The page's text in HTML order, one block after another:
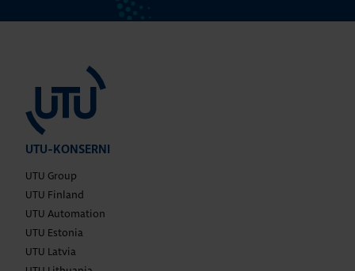
UTU-KONSERNI
UTU Group
UTU Finland
UTU Automation
UTU Estonia
UTU Latvia